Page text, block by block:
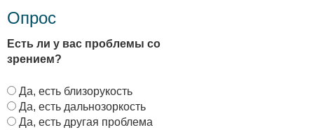
Опрос
Есть ли у вас проблемы со
зрением?
В
а
р
Да, есть близорукость
Да, есть дальнозоркость
Да, есть другая проблема